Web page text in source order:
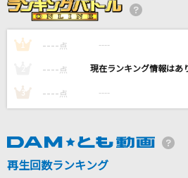
安全地帯
Hero too
KYOKA JIRO Starring Chrissy Costanza
TOXIC BOY
つじあやの
1 ---- 点 ----
---- 点 ----
3 ---- 点 ----
再生回数ランキング